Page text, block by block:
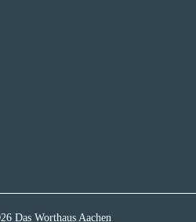
Das Worthaus Aachen